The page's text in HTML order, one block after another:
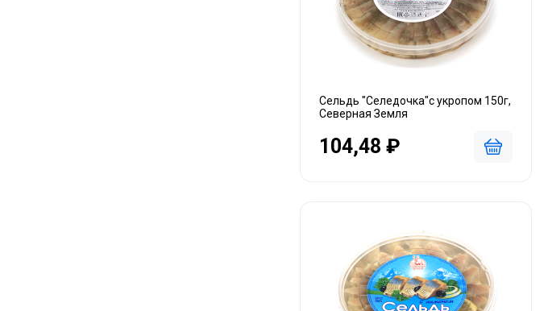
Сельдь "Селедочка"с укропом 150г,
Северная Земля
104,48 ₽